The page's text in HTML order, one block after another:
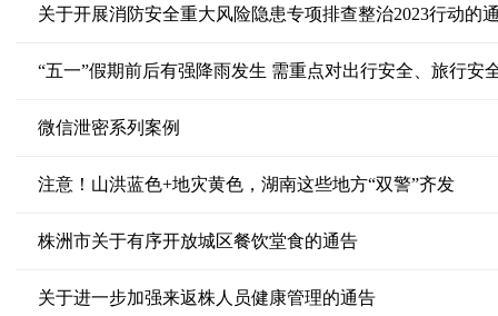
关于开展消防安全重大风险隐患专项排查整治2023行动的
“五一”假期前后有强降雨发生 需重点对出行安全、旅行安
微信泄密系列案例
注意！山洪蓝色+地灾黄色，湖南这些地方“双警”齐发
株洲市关于有序开放城区餐饮堂食的通告
关于进一步加强来返株人员健康管理的通告